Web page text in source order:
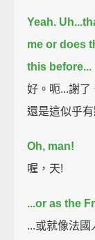
Yeah.
me or does
this before...
好。呃...謝了
還是這似乎
Oh, man!
喔，天!
...or as the
...或就像法國